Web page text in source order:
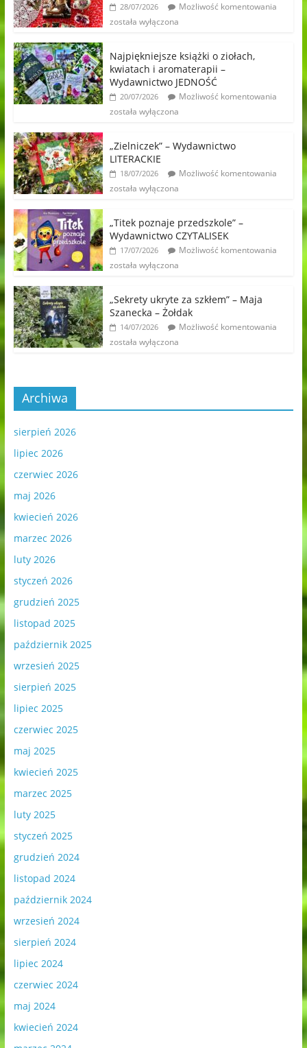
28/07/2026
Możliwość komentowania
została wyłączona
Najpiękniejsze książki o ziołach,
kwiatach i aromaterapii –
Wydawnictwo JEDNOŚĆ
20/07/2026
Możliwość komentowania
została wyłączona
„Zielniczek” – Wydawnictwo
LITERACKIE
18/07/2026
Możliwość komentowania
została wyłączona
„Titek poznaje przedszkole” –
Wydawnictwo CZYTALISEK
17/07/2026
Możliwość komentowania
została wyłączona
„Sekrety ukryte za szkłem” – Maja
Szanecka – Żołdak
14/07/2026
Możliwość komentowania
została wyłączona
Archiwa
sierpień 2026
lipiec 2026
czerwiec 2026
maj 2026
kwiecień 2026
marzec 2026
luty 2026
styczeń 2026
grudzień 2025
listopad 2025
październik 2025
wrzesień 2025
sierpień 2025
lipiec 2025
czerwiec 2025
maj 2025
kwiecień 2025
marzec 2025
luty 2025
styczeń 2025
grudzień 2024
listopad 2024
październik 2024
wrzesień 2024
sierpień 2024
lipiec 2024
czerwiec 2024
maj 2024
kwiecień 2024